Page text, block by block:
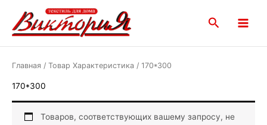
содержимому
Поиск
Menu
Главная / Товар Характеристика / 170*300
170*300
Товаров, соответствующих вашему запросу, не